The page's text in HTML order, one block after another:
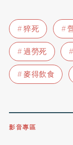
猝死
過勞死
麥得飲食
影音專區